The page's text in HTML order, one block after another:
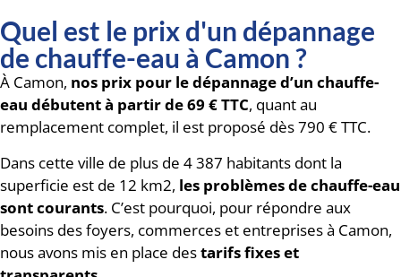
Quel est le prix d'un dépannage
de chauffe-eau à Camon ?
À Camon, nos prix pour le dépannage d’un chauffe-
eau débutent à partir de 69 € TTC, quant au
remplacement complet, il est proposé dès 790 € TTC.
Dans cette ville de plus de 4 387 habitants dont la
superficie est de 12 km2, les problèmes de chauffe-eau
sont courants. C’est pourquoi, pour répondre aux
besoins des foyers, commerces et entreprises à Camon,
nous avons mis en place destarifs fixes et